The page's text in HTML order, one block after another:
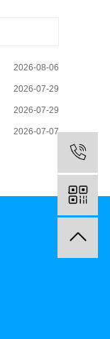
2026-08-06
2026-07-29
2026-07-29
2026-07-07